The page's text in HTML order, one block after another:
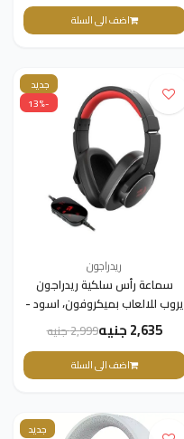
اضف الى السلة
جديد
-13%
ريدراجون
سماعة رأس سلكية ريدراجون
يروب للالعاب بميكروفون، اسود -
H720
2,635 جنيه 2,999 جنيه
اضف الى السلة
جديد